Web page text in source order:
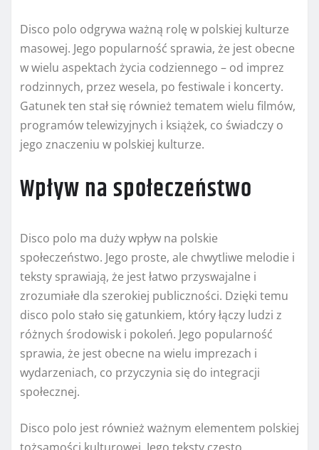
Disco polo odgrywa ważną rolę w polskiej kulturze
masowej. Jego popularność sprawia, że jest obecne
w wielu aspektach życia codziennego – od imprez
rodzinnych, przez wesela, po festiwale i koncerty.
Gatunek ten stał się również tematem wielu filmów,
programów telewizyjnych i książek, co świadczy o
jego znaczeniu w polskiej kulturze.
Wpływ na społeczeństwo
Disco polo ma duży wpływ na polskie
społeczeństwo. Jego proste, ale chwytliwe melodie i
teksty sprawiają, że jest łatwo przyswajalne i
zrozumiałe dla szerokiej publiczności. Dzięki temu
disco polo stało się gatunkiem, który łączy ludzi z
różnych środowisk i pokoleń. Jego popularność
sprawia, że jest obecne na wielu imprezach i
wydarzeniach, co przyczynia się do integracji
społecznej.
Disco polo jest również ważnym elementem polskiej